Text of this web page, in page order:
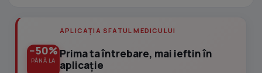
−50%
PÂNĂ LA
APLICAȚIA SFATUL MEDICULUI
Prima ta întrebare, mai ieftin în
aplicație